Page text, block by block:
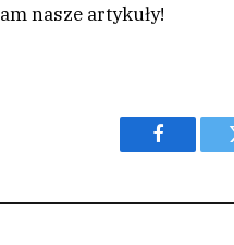
nasze artykuły!
Facebook